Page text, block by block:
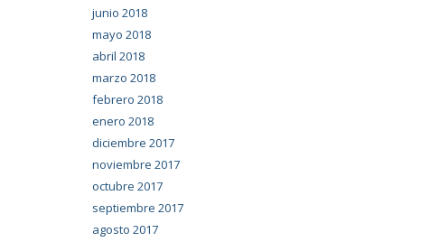
junio 2018
mayo 2018
abril 2018
marzo 2018
febrero 2018
enero 2018
diciembre 2017
noviembre 2017
octubre 2017
septiembre 2017
agosto 2017